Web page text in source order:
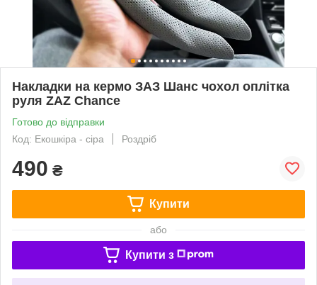
Накладки на кермо ЗАЗ Шанс чохол оплітка
руля ZAZ Chance
Готово до відправки
Код: Екошкіра - сіра
Роздріб
490 ₴
Купити
або
Купити з